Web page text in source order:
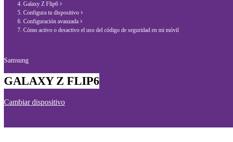
Galaxy Z Flip6
Configura tu dispositivo
Configuración avanzada
Cómo activo o desactivo el uso del código de seguridad en mi móvil
Samsung
GALAXY Z FLIP6
Cambiar dispositivo